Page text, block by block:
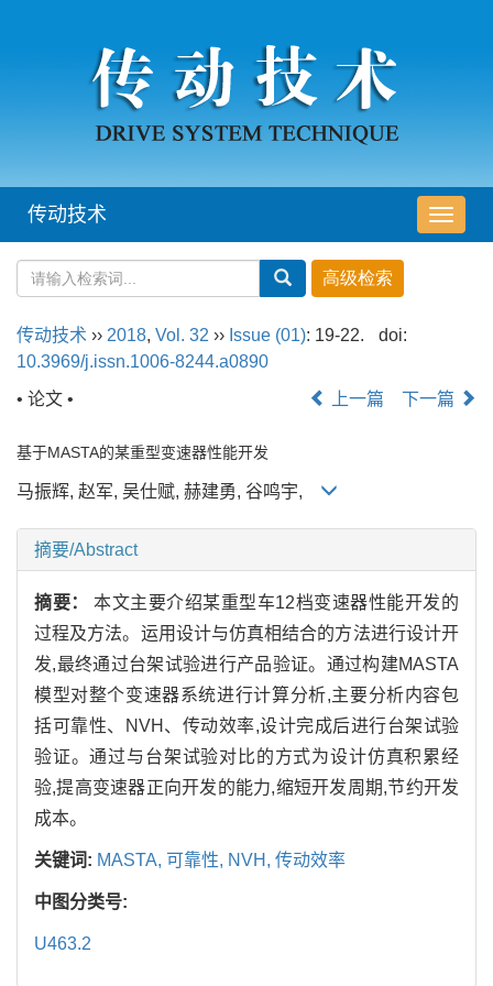
导
航
传动技术
传动技术 ›› 2018, Vol. 32 ›› Issue (01): 19-22.
doi:
10.3969/j.issn.1006-8244.a0890
• 论文 •
上一篇 下一篇
基于MASTA的某重型变速器性能开发
马振辉, 赵军, 吴仕赋, 赫建勇, 谷鸣宇,
摘要/Abstract
摘要：本文主要介绍某重型车12档变速器性能开发的
过程及方法。运用设计与仿真相结合的方法进行设计开
发,最终通过台架试验进行产品验证。通过构建MASTA
模型对整个变速器系统进行计算分析,主要分析内容包
括可靠性、NVH、传动效率,设计完成后进行台架试验
验证。通过与台架试验对比的方式为设计仿真积累经
验,提高变速器正向开发的能力,缩短开发周期,节约开发
成本。
关键词: MASTA, 可靠性, NVH, 传动效率
中图分类号:
U463.2